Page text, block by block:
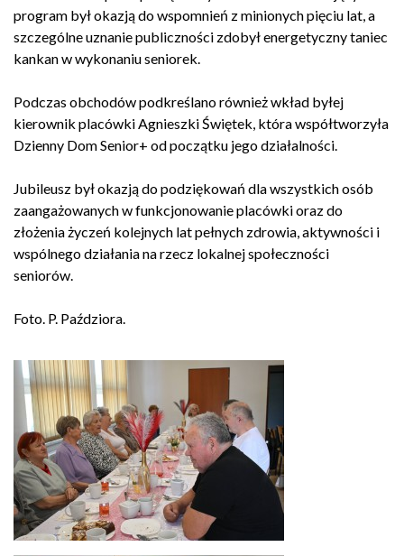
program był okazją do wspomnień z minionych pięciu lat, a
szczególne uznanie publiczności zdobył energetyczny taniec
kankan w wykonaniu seniorek.
Podczas obchodów podkreślano również wkład byłej
kierownik placówki Agnieszki Świętek, która współtworzyła
Dzienny Dom Senior+ od początku jego działalności.
Jubileusz był okazją do podziękowań dla wszystkich osób
zaangażowanych w funkcjonowanie placówki oraz do
złożenia życzeń kolejnych lat pełnych zdrowia, aktywności i
wspólnego działania na rzecz lokalnej społeczności
seniorów.
Foto. P. Paździora.